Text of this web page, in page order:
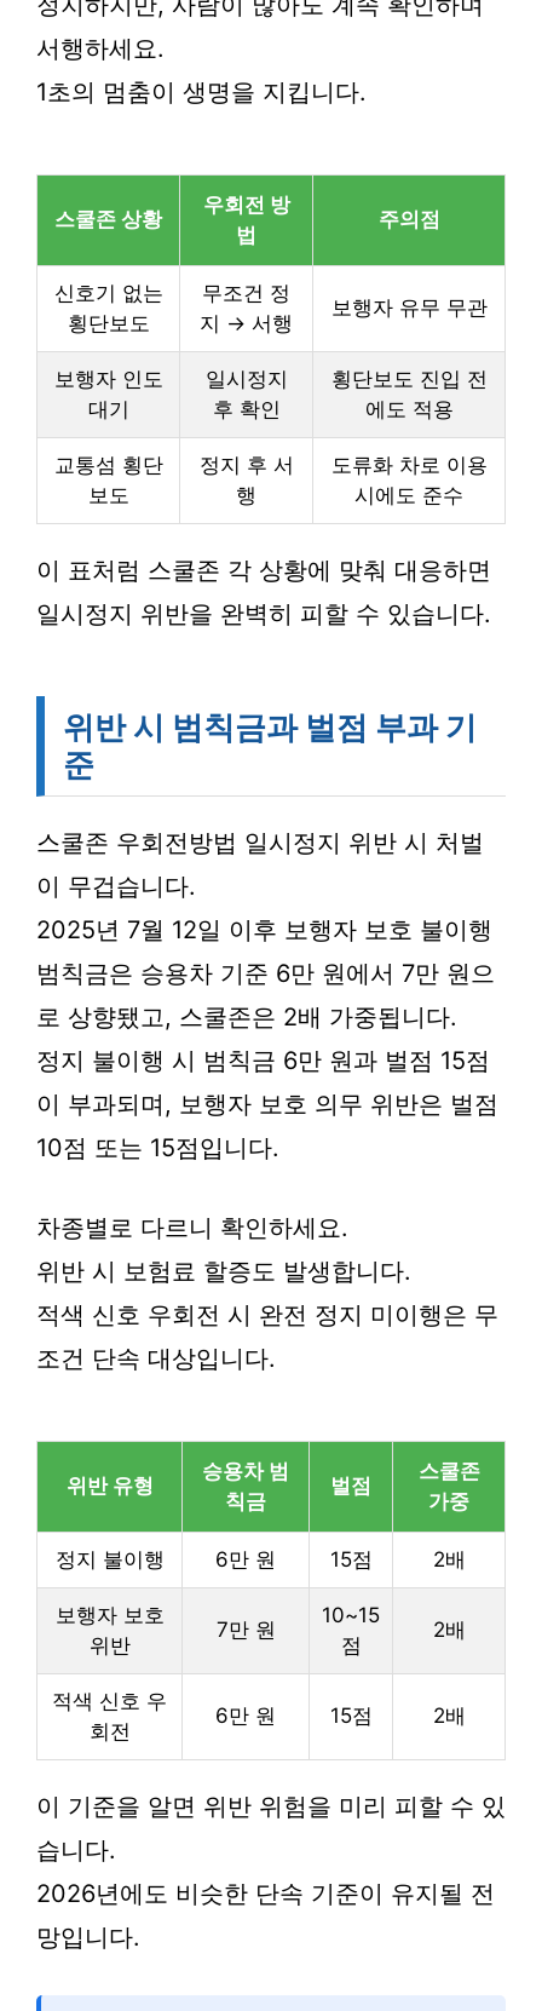
서행하세요.
1초의 멈춤이 생명을 지킵니다.
스쿨존 상황
우회전 방
법
주의점
신호기 없는
횡단보도
무조건 정
지 → 서행
보행자 유무 무관
보행자 인도
대기
일시정지
후 확인
횡단보도 진입 전
에도 적용
교통섬 횡단
보도
정지 후 서
행
도류화 차로 이용
시에도 준수
이 표처럼 스쿨존 각 상황에 맞춰 대응하면
일시정지 위반을 완벽히 피할 수 있습니다.
위반 시 범칙금과 벌점 부과 기
준
스쿨존 우회전방법 일시정지 위반 시 처벌
이 무겁습니다.
2025년 7월 12일 이후 보행자 보호 불이행
범칙금은 승용차 기준 6만 원에서 7만 원으
로 상향됐고, 스쿨존은 2배 가중됩니다.
정지 불이행 시 범칙금 6만 원과 벌점 15점
이 부과되며, 보행자 보호 의무 위반은 벌점
10점 또는 15점입니다.
차종별로 다르니 확인하세요.
위반 시 보험료 할증도 발생합니다.
적색 신호 우회전 시 완전 정지 미이행은 무
조건 단속 대상입니다.
위반 유형
승용차 범
칙금
벌점
스쿨존
가중
정지 불이행 6만 원 15점 2배
보행자 보호
위반
7만 원
10~15
점
2배
적색 신호 우
회전
6만 원 15점 2배
이 기준을 알면 위반 위험을 미리 피할 수 있
습니다.
2026년에도 비슷한 단속 기준이 유지될 전
망입니다.